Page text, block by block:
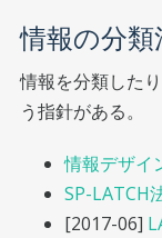
情報の分類
情報を分類した
う指針がある。
情報デザイ
SP-LATCH
[2017-06]